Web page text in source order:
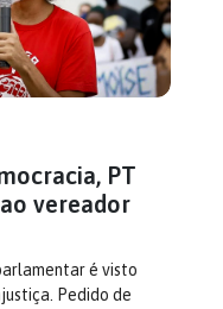
PT
vereador
é visto
Pedido de